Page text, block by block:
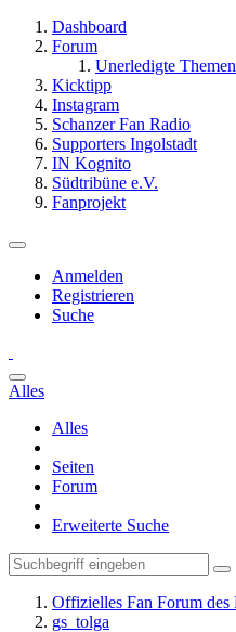
Dashboard
Forum
Unerledigte Themen
Kicktipp
Instagram
Schanzer Fan Radio
Supporters Ingolstadt
IN Kognito
Südtribüne e.V.
Fanprojekt
Anmelden
Registrieren
Suche
Alles
Alles
Seiten
Forum
Erweiterte Suche
Offizielles Fan Forum des
gs_tolga